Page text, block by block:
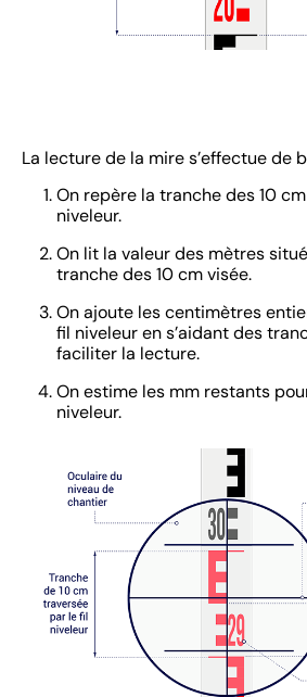
La lecture de la mire s’effectue de
On repère la tranche des 10
niveleur.
On lit la valeur des mètres
tranche des 10 cm visée.
On ajoute les centimètres
fil niveleur en s’aidant des
faciliter la lecture.
On estime les mm restants
niveleur.